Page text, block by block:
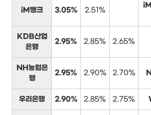
iM뱅크 3.05% 2.51%
KDB산업
은행
2.95% 2.85% 2.65%
NH농협은
행
2.95% 2.90% 2.70%
우리은행 2.90% 2.85% 2.75%